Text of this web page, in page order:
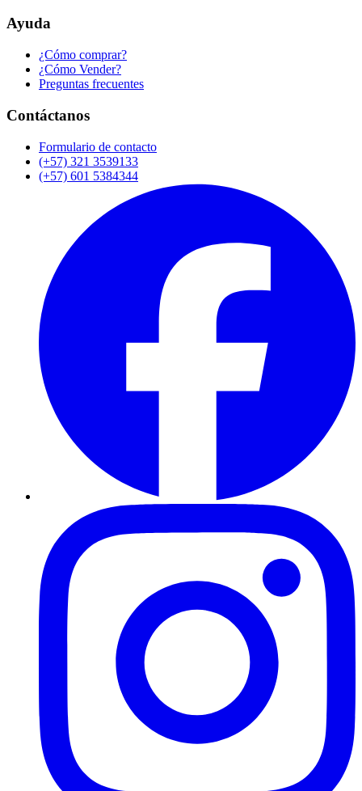
Ayuda
¿Cómo comprar?
¿Cómo Vender?
Preguntas frecuentes
Contáctanos
Formulario de contacto
(+57) 321 3539133
(+57) 601 5384344